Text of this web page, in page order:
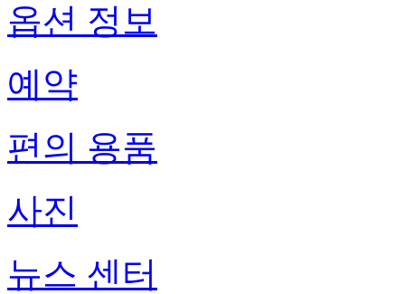
옵션 정보
예약
편의 용품
사진
뉴스 센터